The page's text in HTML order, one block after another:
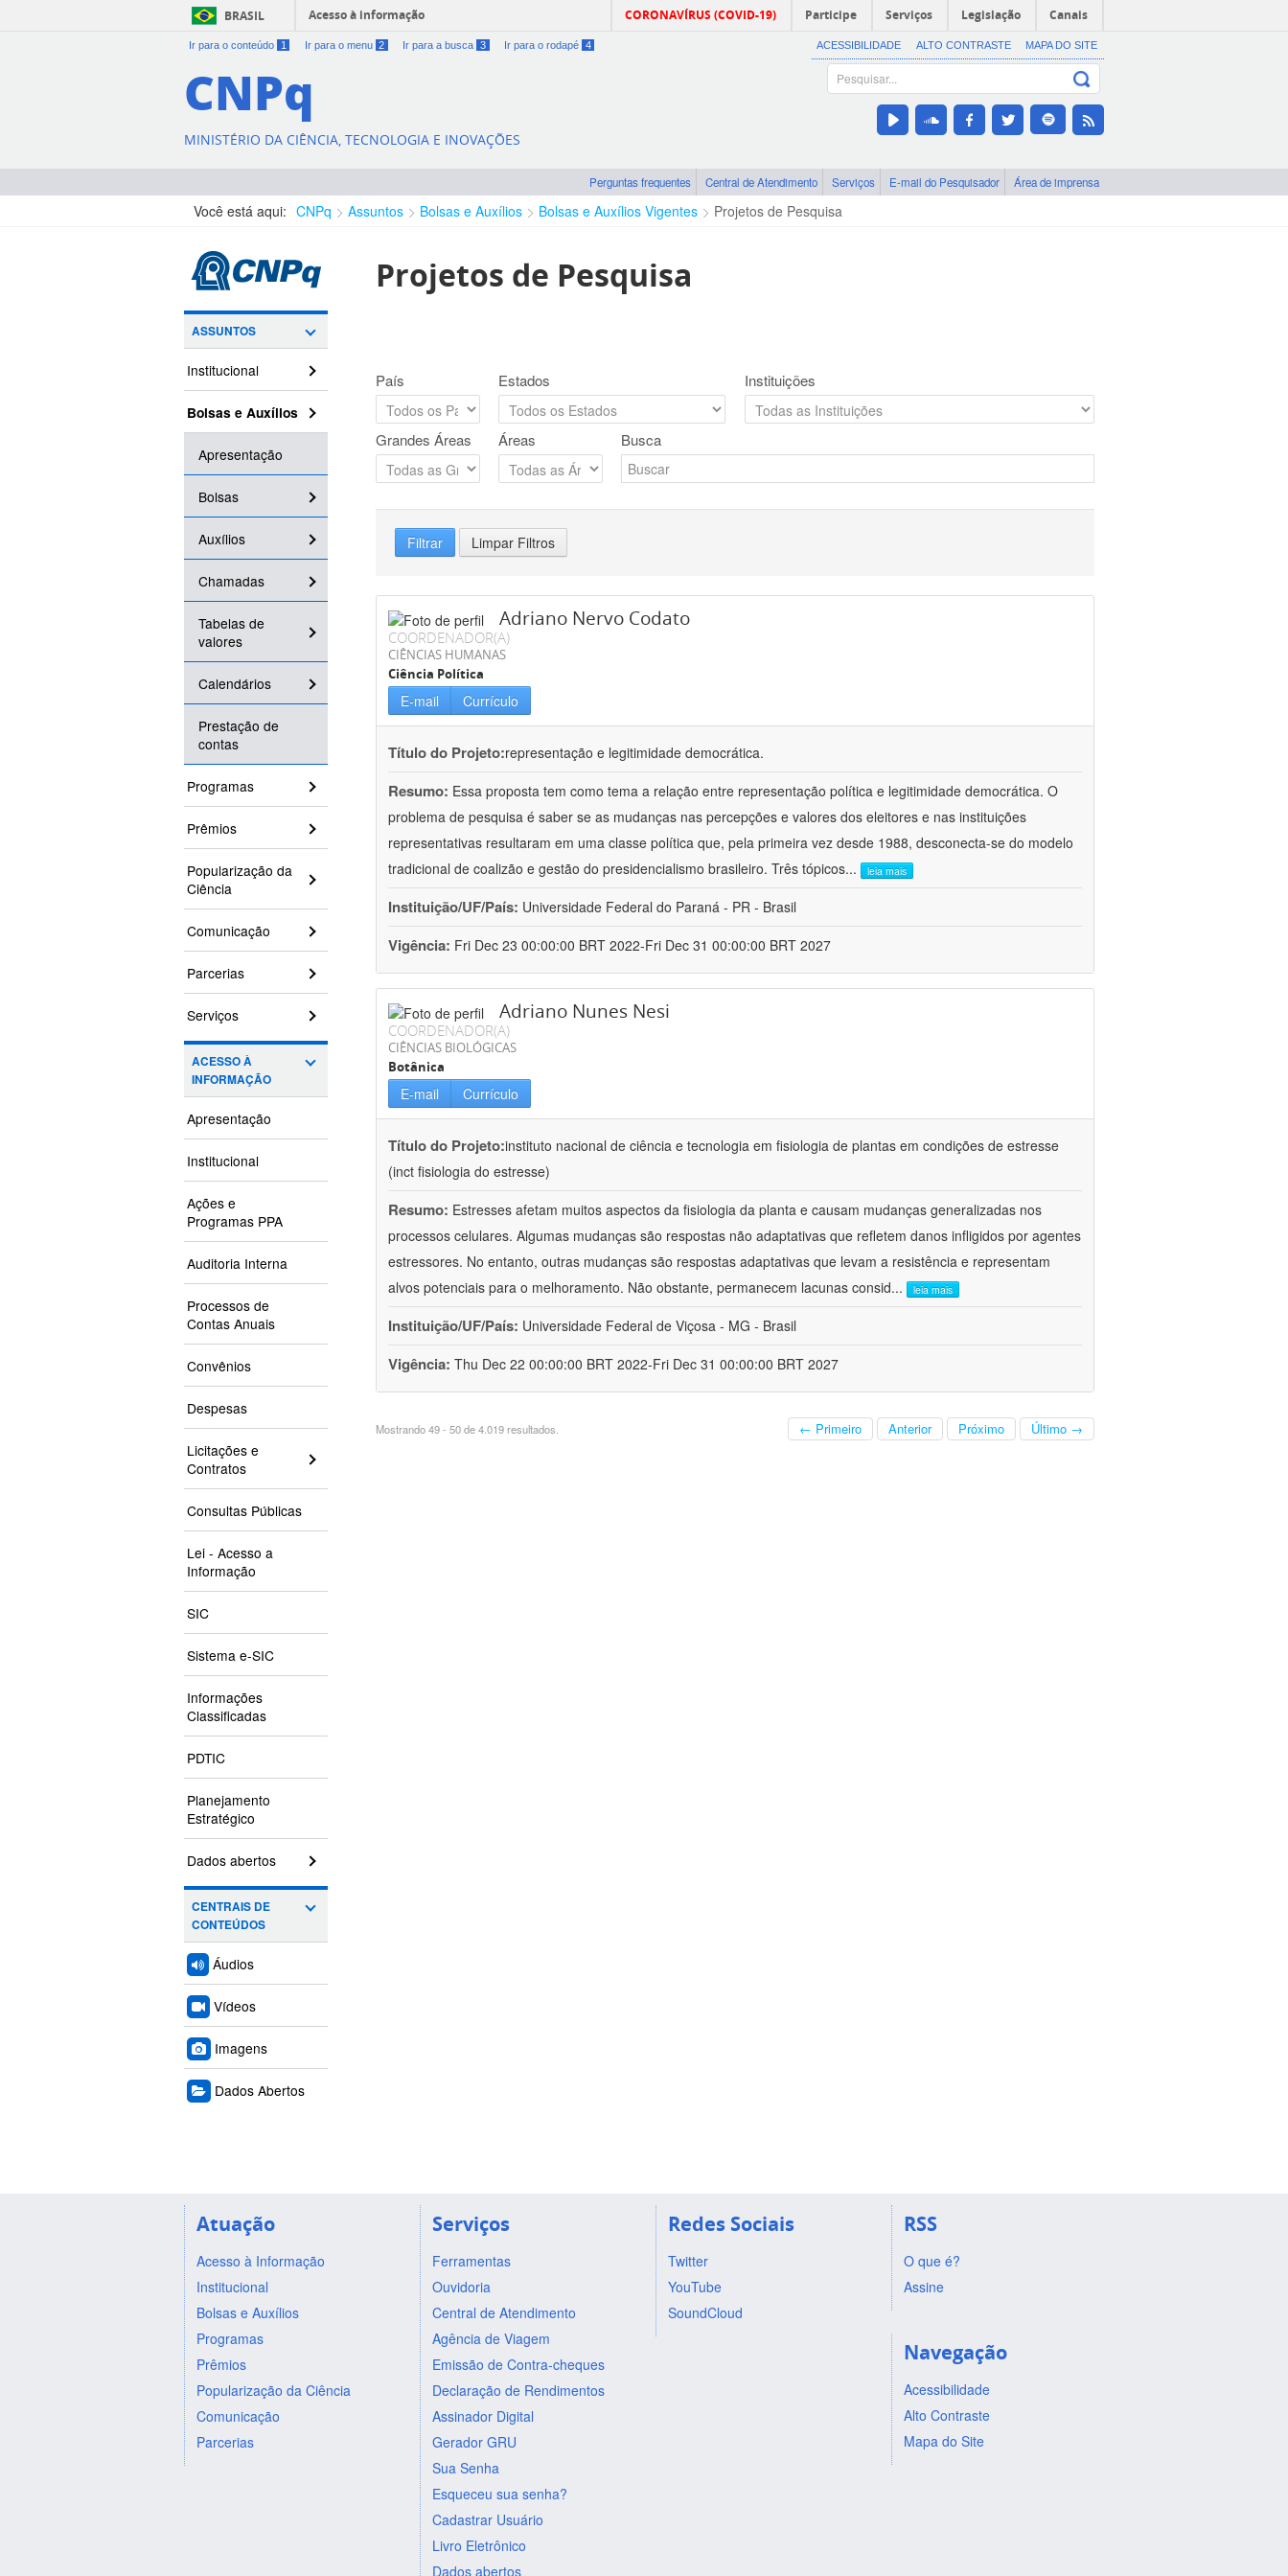
BRASIL Acesso à informação CORONAVÍRUS (COVID-19) Participe Serviços Legislação Canais
Ir para o conteúdo 1 Ir para o menu 2 Ir para a busca 3 Ir para o rodapé 4 ACESSIBILIDADE ALTO CONTRASTE MAPA DO SITE
CNPq
MINISTÉRIO DA CIÊNCIA, TECNOLOGIA E INOVAÇÕES
Perguntas frequentes Central de Atendimento Serviços E-mail do Pesquisador Área de imprensa
Você está aqui: CNPq Assuntos Bolsas e Auxílios Bolsas e Auxílios Vigentes Projetos de Pesquisa
ASSUNTOS
Institucional
Bolsas e Auxílios
Apresentação
Bolsas
Auxílios
Chamadas
Tabelas de
valores
Calendários
Prestação de
contas
Programas
Prêmios
Popularização da
Ciência
Comunicação
Parcerias
Serviços
ACESSO À
INFORMAÇÃO
Apresentação
Institucional
Ações e
Programas PPA
Auditoria Interna
Processos de
Contas Anuais
Convênios
Despesas
Licitações e
Contratos
Consultas Públicas
Lei - Acesso a
Informação
SIC
Sistema e-SIC
Informações
Classificadas
PDTIC
Planejamento
Estratégico
Dados abertos
CENTRAIS DE
CONTEÚDOS
Áudios
Vídeos
Imagens
Dados Abertos
Projetos de Pesquisa
País Estados Instituições
Grandes Áreas Áreas Busca
Filtrar Limpar Filtros
Adriano Nervo Codato
COORDENADOR(A)
CIÊNCIAS HUMANAS
Ciência Política
E-mail Currículo
Título do Projeto:representação e legitimidade democrática.
Resumo: Essa proposta tem como tema a relação entre representação política e legitimidade democrática. O
problema de pesquisa é saber se as mudanças nas percepções e valores dos eleitores e nas instituições
representativas resultaram em uma classe política que, pela primeira vez desde 1988, desconecta-se do modelo
tradicional de coalizão e gestão do presidencialismo brasileiro. Três tópicos... leia mais
Instituição/UF/País: Universidade Federal do Paraná - PR - Brasil
Vigência: Fri Dec 23 00:00:00 BRT 2022-Fri Dec 31 00:00:00 BRT 2027
Adriano Nunes Nesi
COORDENADOR(A)
CIÊNCIAS BIOLÓGICAS
Botânica
E-mail Currículo
Título do Projeto:instituto nacional de ciência e tecnologia em fisiologia de plantas em condições de estresse
(inct fisiologia do estresse)
Resumo: Estresses afetam muitos aspectos da fisiologia da planta e causam mudanças generalizadas nos
processos celulares. Algumas mudanças são respostas não adaptativas que refletem danos infligidos por agentes
estressores. No entanto, outras mudanças são respostas adaptativas que levam a resistência e representam
alvos potenciais para o melhoramento. Não obstante, permanecem lacunas consid... leia mais
Instituição/UF/País: Universidade Federal de Viçosa - MG - Brasil
Vigência: Thu Dec 22 00:00:00 BRT 2022-Fri Dec 31 00:00:00 BRT 2027
Mostrando 49 - 50 de 4.019 resultados. ← Primeiro Anterior Próximo Último →
Atuação
Acesso à Informação
Institucional
Bolsas e Auxílios
Programas
Prêmios
Popularização da Ciência
Comunicação
Parcerias
Serviços
Ferramentas
Ouvidoria
Central de Atendimento
Agência de Viagem
Emissão de Contra-cheques
Declaração de Rendimentos
Assinador Digital
Gerador GRU
Sua Senha
Esqueceu sua senha?
Cadastrar Usuário
Livro Eletrônico
Dados abertos
Redes Sociais
Twitter
YouTube
SoundCloud
RSS
O que é?
Assine
Navegação
Acessibilidade
Alto Contraste
Mapa do Site